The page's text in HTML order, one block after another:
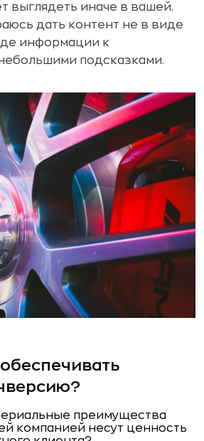
выглядеть иначе в вашей.
дать контент не в виде
информации к
подсказками.
преимущества
компанией несут ценность